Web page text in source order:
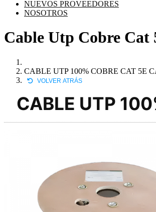
NUEVOS PROVEEDORES
NOSOTROS
Cable Utp Cobre Cat
CABLE UTP 100% COBRE CAT 5E
VOLVER ATRÁS
CABLE UTP